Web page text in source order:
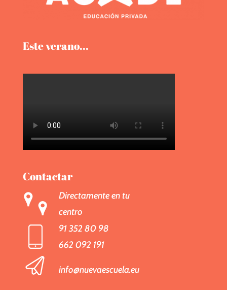
Este verano...
Contactar
Directamente en tu
centro
91 352 80 98
662 092 191
info@nuevaescuela.eu